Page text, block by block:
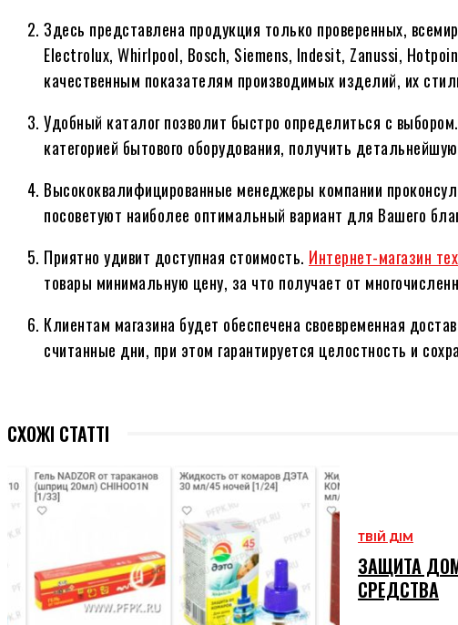
Здесь представлена продукция только проверенных,
Electrolux, Whirlpool, Bosch, Siemens, Indesit, Zanussi,
качественным показателям производимых изделий, их
Удобный каталог позволит быстро определиться с
категорией бытового оборудования, получить
Высококвалифицированные менеджеры компании
посоветуют наиболее оптимальный вариант для Вашего
Приятно удивит доступная стоимость. Интернет-магазин
товары минимальную цену, за что получает от
Клиентам магазина будет обеспечена своевременная
считанные дни, при этом гарантируется целостность и
СХОЖІ СТАТТІ
ТВІЙ ДІМ
ЗАЩИТА
СРЕДСТВА